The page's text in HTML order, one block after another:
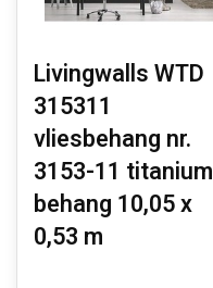
Livingwalls WTD
315311
vliesbehang nr.
3153-11 titanium
behang 10,05 x
0,53 m